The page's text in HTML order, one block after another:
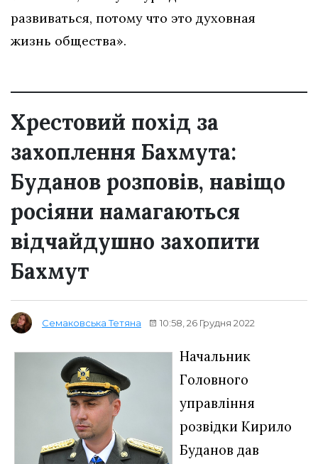
развиваться, потому что это духовная
жизнь общества».
Хрестовий похід за
захоплення Бахмута:
Буданов розповів, навіщо
росіяни намагаються
відчайдушно захопити
Бахмут
Семаковська Тетяна 10:58, 26 Грудня 2022
Начальник
Головного
управління
розвідки Кирило
Буданов дав